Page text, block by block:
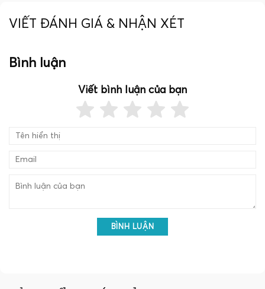
VIẾT ĐÁNH GIÁ & NHẬN XÉT
Bình luận
Viết bình luận của bạn
BÌNH LUẬN